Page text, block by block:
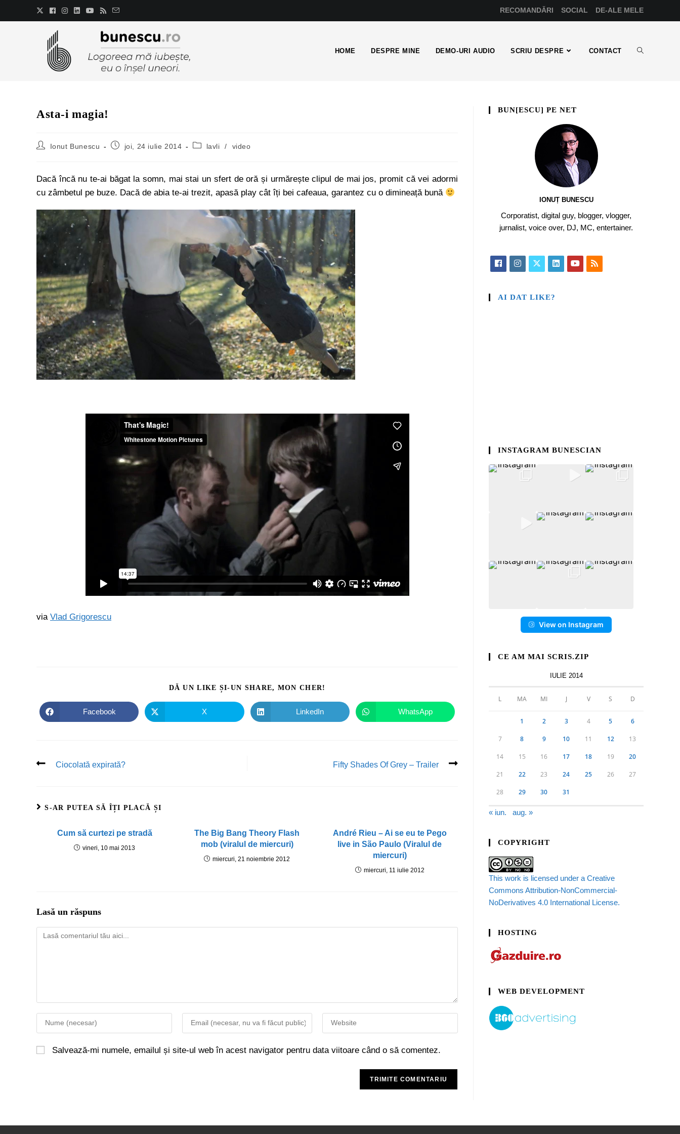
RECOMANDĂRI SOCIAL DE-ALE MELE
HOME DESPRE MINE DEMO-URI AUDIO SCRIU DESPRE CONTACT
Asta-i magia!
Ionut Bunescu joi, 24 iulie 2014 lavli / video
Dacă încă nu te-ai băgat la somn, mai stai un sfert de oră și urmărește clipul de mai jos, promit că vei adormi
cu zâmbetul pe buze. Dacă de abia te-ai trezit, apasă play cât îți bei cafeaua, garantez cu o dimineață bună
via Vlad Grigorescu
DĂ UN LIKE ȘI-UN SHARE, MON CHER!
Facebook X LinkedIn WhatsApp
Ciocolată expirată? Fifty Shades Of Grey – Trailer
S-AR PUTEA SĂ ÎȚI PLACĂ ȘI
Cum să curtezi pe stradă
vineri, 10 mai 2013
The Big Bang Theory Flash
mob (viralul de miercuri)
miercuri, 21 noiembrie 2012
André Rieu – Ai se eu te Pego
live in São Paulo (Viralul de
miercuri)
miercuri, 11 iulie 2012
Lasă un răspuns
Salvează-mi numele, emailul și site-ul web în acest navigator pentru data viitoare când o să comentez.
BUN[ESCU] PE NET
IONUȚ BUNESCU
Corporatist, digital guy, blogger, vlogger,
jurnalist, voice over, DJ, MC, entertainer.
AI DAT LIKE?
INSTAGRAM BUNESCIAN
View on Instagram
CE AM MAI SCRIS.ZIP
IULIE 2014
L MA MI J V S D
1 2 3 4 5 6
7 8 9 10 11 12 13
14 15 16 17 18 19 20
21 22 23 24 25 26 27
28 29 30 31
« iun. aug. »
COPYRIGHT
This work is licensed under a Creative
Commons Attribution-NonCommercial-
NoDerivatives 4.0 International License.
HOSTING
WEB DEVELOPMENT